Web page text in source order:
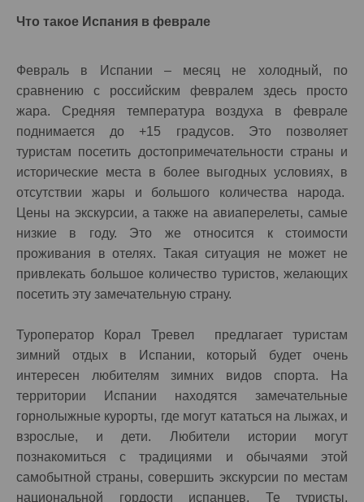
Что такое Испания в феврале
Февраль в Испании – месяц не холодный, по
сравнению с российским февралем здесь просто
жара. Средняя температура воздуха в феврале
поднимается до +15 градусов. Это позволяет
туристам посетить достопримечательности страны и
исторические места в более выгодных условиях, в
отсутствии жары и большого количества народа.
Цены на экскурсии, а также на авиаперелеты, самые
низкие в году. Это же относится к стоимости
проживания в отелях. Такая ситуация не может не
привлекать большое количество туристов, желающих
посетить эту замечательную страну.
Туроператор Корал Тревел предлагает туристам
зимний отдых в Испании, который будет очень
интересен любителям зимних видов спорта. На
территории Испании находятся замечательные
горнолыжные курорты, где могут кататься на лыжах, и
взрослые, и дети. Любители истории могут
познакомиться с традициями и обычаями этой
самобытной страны, совершить экскурсии по местам
национальной гордости испанцев. Те туристы,